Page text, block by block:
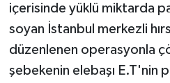
içerisinde yüklü miktarda
soyan İstanbul merkezli
düzenlenen operasyonla
şebekenin elebaşı E.T'nin